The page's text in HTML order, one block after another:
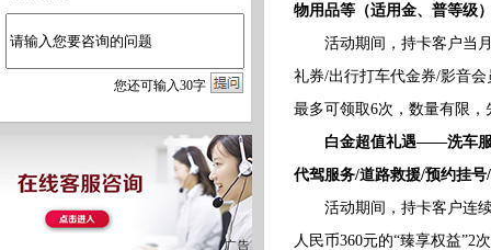
您还可输入30字
物用品等（适用金、普等级
活动期间，持卡客户当月
礼券/出行打车代金券/影音
最多可领取6次，数量有限，
白金超值礼遇——洗车服
代驾服务/道路救援/预约挂
活动期间，持卡客户连续
人民币360元的“臻享权益”2